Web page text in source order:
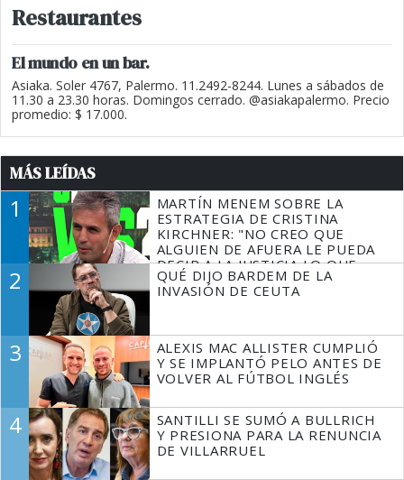
Restaurantes
El mundo en un bar.
Asiaka. Soler 4767, Palermo. 11.2492-8244. Lunes a sábados de
11.30 a 23.30 horas. Domingos cerrado. @asiakapalermo. Precio
promedio: $ 17.000.
MÁS LEÍDAS
1
MARTÍN MENEM SOBRE LA
ESTRATEGIA DE CRISTINA
KIRCHNER: "NO CREO QUE
ALGUIEN DE AFUERA LE PUEDA
DECIR A LA JUSTICIA LO QUE
TIENE QUE HACER"
2
QUÉ DIJO BARDEM DE LA
INVASIÓN DE CEUTA
3
ALEXIS MAC ALLISTER CUMPLIÓ
Y SE IMPLANTÓ PELO ANTES DE
VOLVER AL FÚTBOL INGLÉS
4
SANTILLI SE SUMÓ A BULLRICH
Y PRESIONA PARA LA RENUNCIA
DE VILLARRUEL